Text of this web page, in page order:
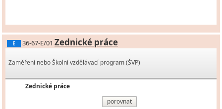
E 36-67-E/01 Zednické práce
Zaměření nebo Školní vzdělávací program (ŠVP)
Zednické práce
porovnat